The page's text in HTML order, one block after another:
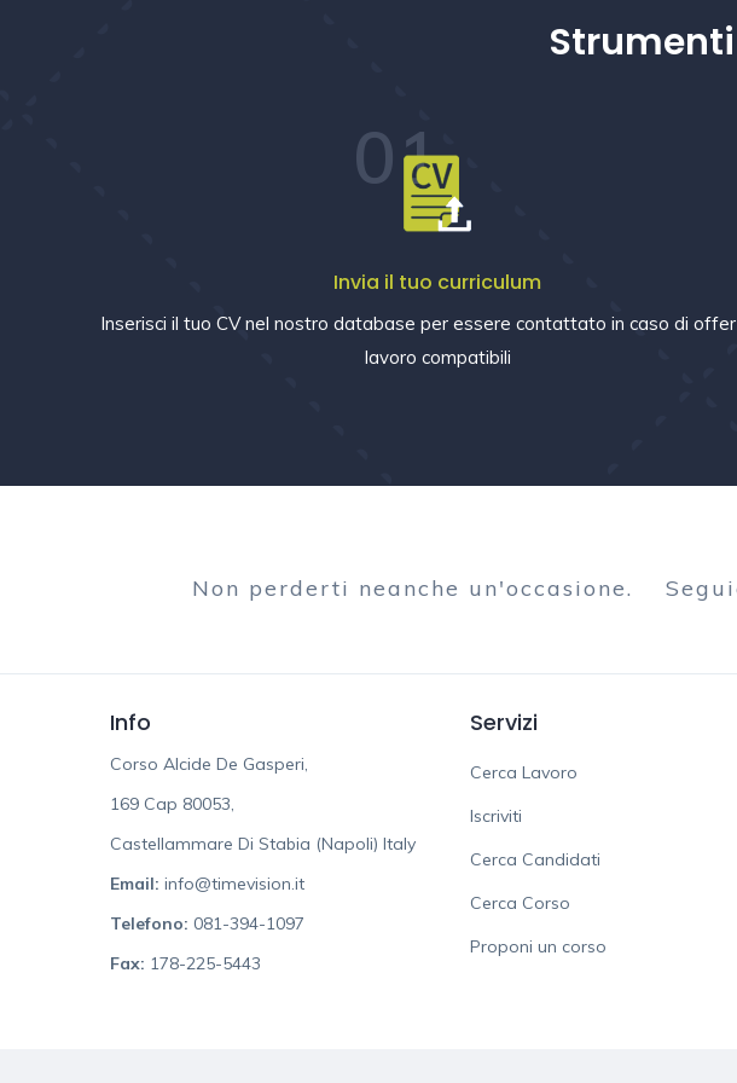
01
Invia il tuo curriculum
Inserisci il tuo CV nel nostro database per essere contattato in caso di
lavoro compatibili
Non perderti neanche un'occasione.
Info
Corso Alcide De Gasperi,
169 Cap 80053,
Castellammare Di Stabia (Napoli) Italy
Email: info@timevision.it
Telefono: 081-394-1097
Fax: 178-225-5443
Servizi
Cerca Lavoro
Iscriviti
Cerca Candidati
Cerca Corso
Proponi un corso